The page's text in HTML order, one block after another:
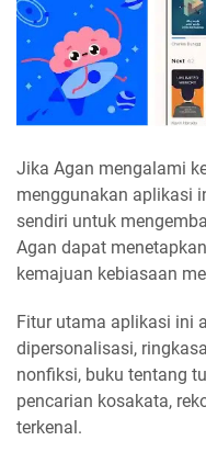
Jika Agan mengalami
menggunakan aplikasi
sendiri untuk
Agan dapat
kemajuan kebiasaan
Fitur utama aplikasi ini
dipersonalisasi,
nonfiksi, buku tentang
pencarian kosakata,
terkenal.